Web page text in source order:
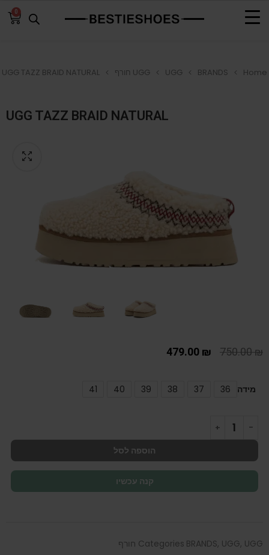
0
Home
BRANDS
UGG UGG חורף UGG TAZZ BRAID NATURAL
UGG TAZZ BRAID NATURAL
750.00₪
479.00 ₪
מידה 36
37
38
39
40
41
הוספה לסל
קנה עכשיו
Categories BRANDS, UGG, UGG חורף